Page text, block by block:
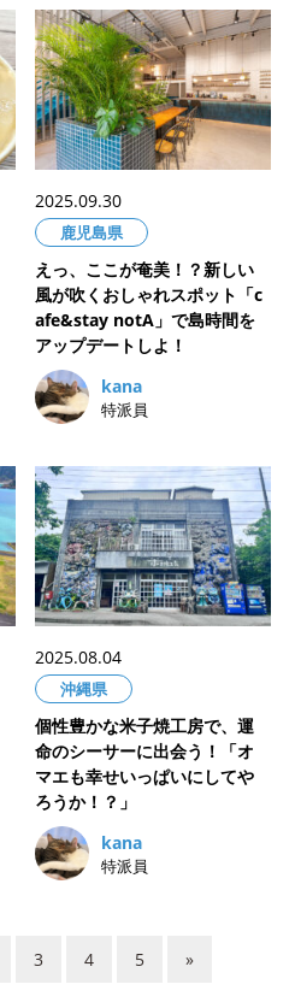
2025.09.30
鹿児島県
えっ、ここが奄美！？新しい
風が吹くおしゃれスポット「c
afe&stay notA」で島時間を
アップデートしよ！
kana
特派員
2025.08.04
沖縄県
個性豊かな米子焼工房で、運
命のシーサーに出会う！「オ
マエも幸せいっぱいにしてや
ろうか！？」
kana
特派員
3 4 5 »